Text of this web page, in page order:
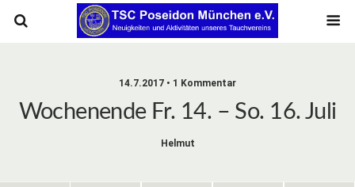
14.7.2017 • 1 Kommentar
Wochenende Fr. 14. – So. 16. Juli
Helmut